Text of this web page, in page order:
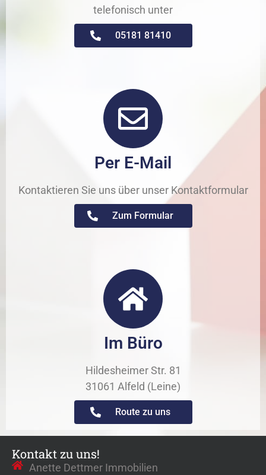
telefonisch unter
05181 81410
Per E-Mail
Kontaktieren Sie uns über unser Kontaktformular
Zum Formular
Im Büro
Hildesheimer Str. 81
31061 Alfeld (Leine)
Route zu uns
Kontakt zu uns!
Anette Dettmer Immobilien